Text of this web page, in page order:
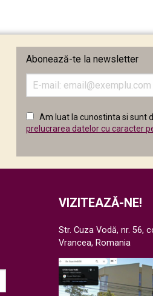
Abonează-te la newsletter
adresa
email
în
câmpul
Am luat la cunostinta si sunt
prelucrarea datelor cu caracter
VIZITEAZĂ-NE!
Str. Cuza Vodă, nr. 56,
Vrancea, Romania